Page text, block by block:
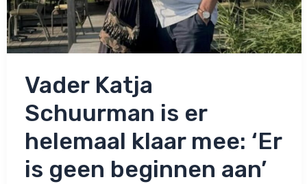
Vader Katja
Schuurman is er
helemaal klaar mee: ‘Er
is geen beginnen aan’